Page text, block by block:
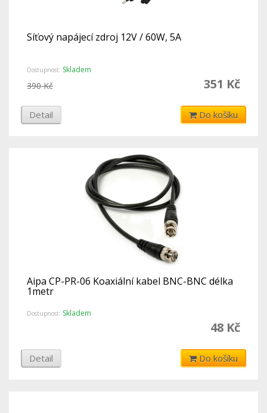
Síťový napájecí zdroj 12V / 60W, 5A
Dostupnost: Skladem
351 Kč
390 Kč
Detail Do košíku
Aipa CP-PR-06 Koaxiální kabel BNC-BNC délka
1metr
Dostupnost: Skladem
48 Kč
Detail Do košíku